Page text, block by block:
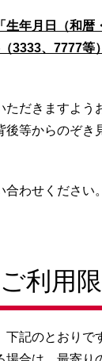
「生年月日（和
3333、7777等
だきますよう
等からのぞき
わせください。
利用
記のとおりで